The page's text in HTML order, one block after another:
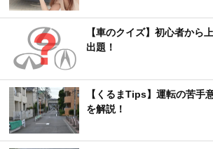
【車のクイズ】初心者から
出題！
【くるまTips】運転の苦手
を解説！